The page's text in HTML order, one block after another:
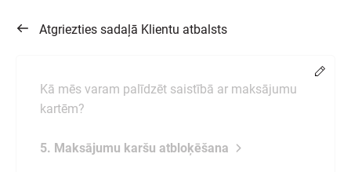
Atgriezties sadaļā Klientu atbalsts
Kā mēs varam palīdzēt saistībā ar maksājumu
kartēm?
5. Maksājumu karšu atbloķēšana